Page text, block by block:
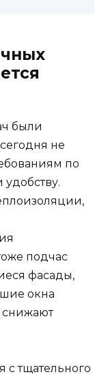
были
не
по
подчас
фасады,
окна
снижают
с тщательного